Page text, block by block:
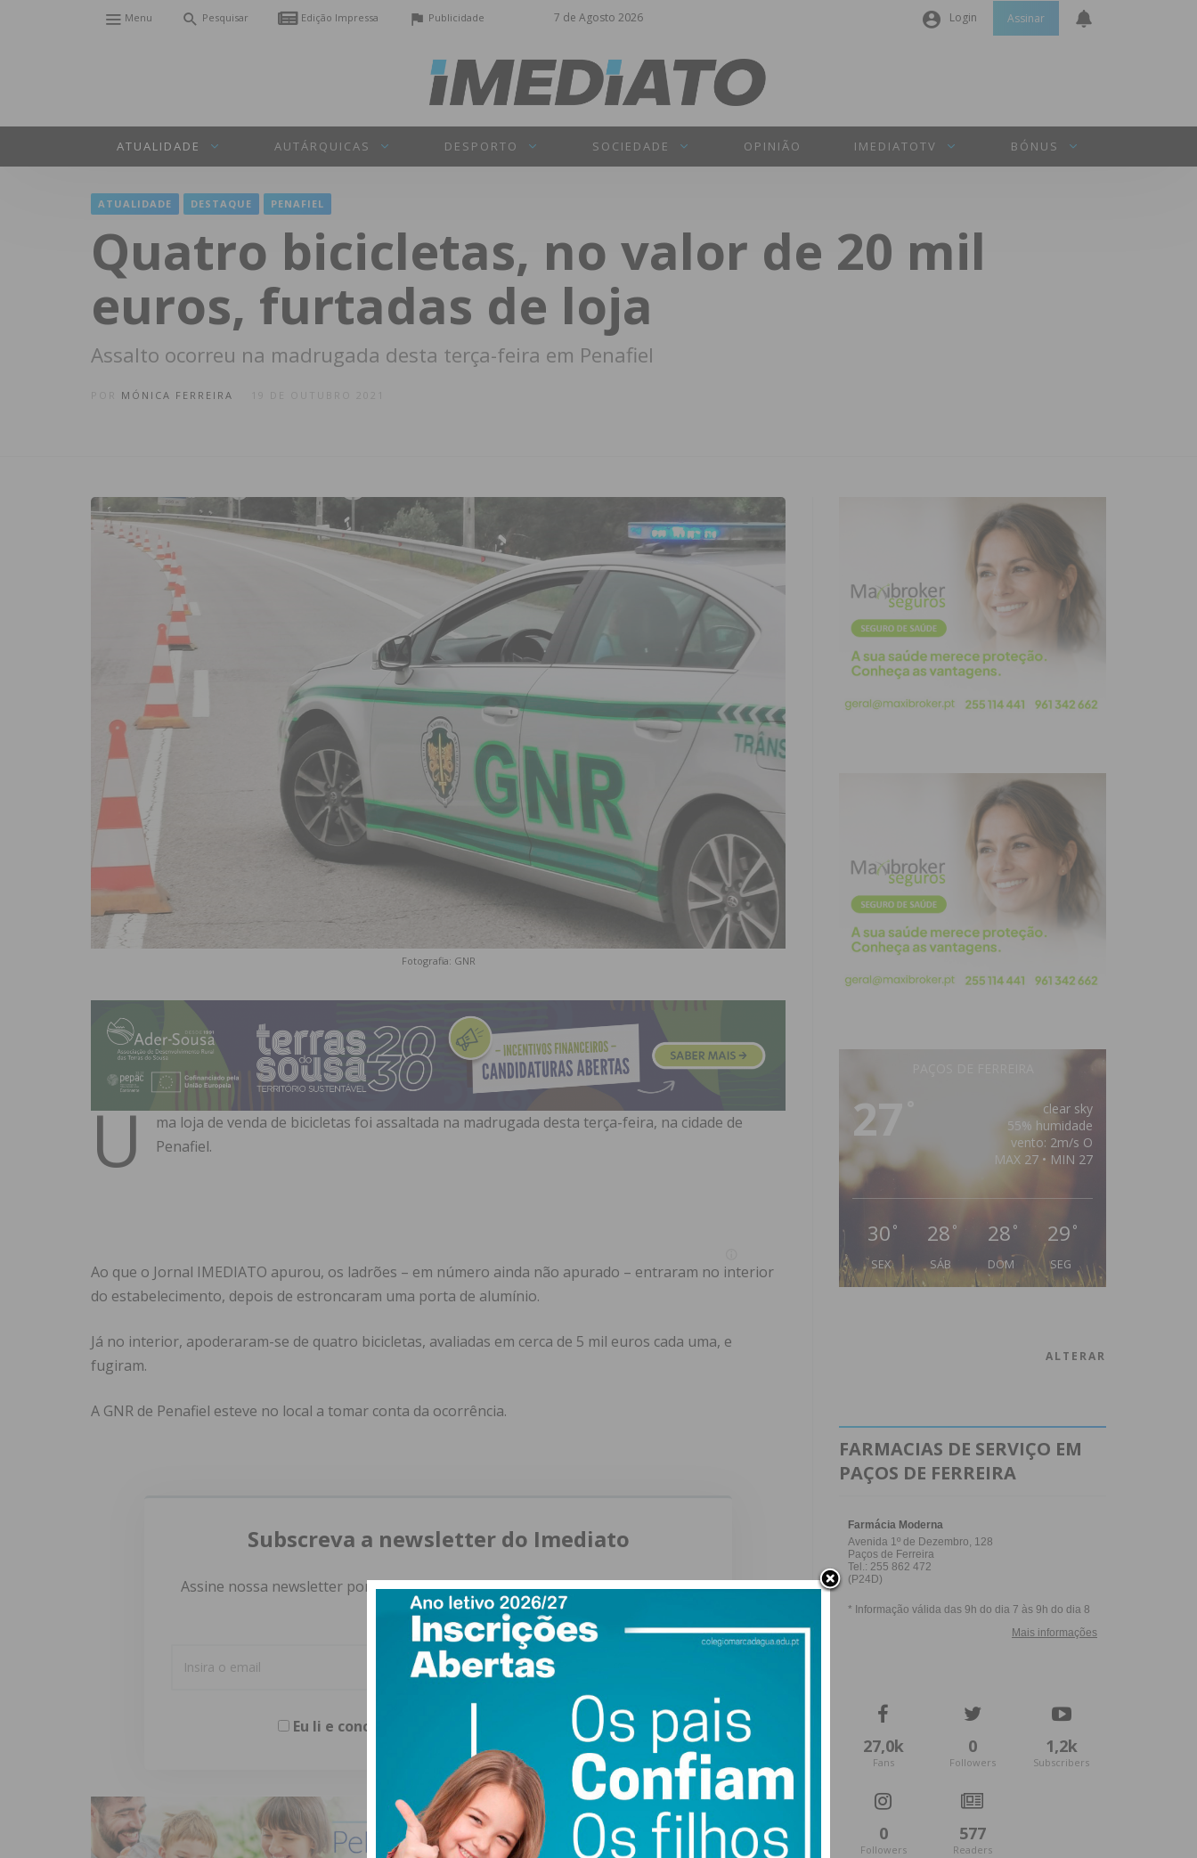
7 de Agosto 2026
Menu Pesquisar Edição Impressa Publicidade Login
Senha
Assinar
ATUALIDADE AUTÁRQUICAS DESPORTO SOCIEDADE OPINIÃO IMEDIATOTV BÓNUS
ATUALIDADE DESTAQUE PENAFIEL
Quatro bicicletas, no valor de 20 mil
euros, furtadas de loja
Assalto ocorreu na madrugada desta terça-feira em Penafiel
MÓNICA FERREIRA 19 DE OUTUBRO 2021
Fotografia: GNR
U
ma loja de venda de bicicletas foi assaltada na madrugada desta terça-feira, na cidade de
Penafiel.
Ao que o Jornal IMEDIATO apurou, os ladrões – em número ainda não apurado – entraram no interior
do estabelecimento, depois de estroncaram uma porta de alumínio.
Já no interior, apoderaram-se de quatro bicicletas, avaliadas em cerca de 5 mil euros cada uma, e
fugiram.
A GNR de Penafiel esteve no local a tomar conta da ocorrência.
Subscreva a newsletter do Imediato
Assine nossa newsletter por e-mail e obtenha de forma regular a informação
atualizada.
Eu li e concordo com os termos e condições
27
clear sky
55% humidade
vento: 2m/s O
MAX 27 • MIN 27
30 °
SEX
28 °
SÁB
28 °
DOM
29 °
SEG
ALTERAR
FARMACIAS DE SERVIÇO EM
PAÇOS DE FERREIRA
27,0k
Fans
0
Followers
1,2k
Subscribers
0
Followers
577
Readers